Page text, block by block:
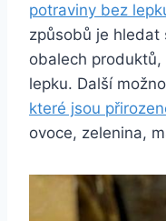
potraviny bez
způsobů je hledat
obalech
lepku. Další
které jsou
ovoce, zelenina,